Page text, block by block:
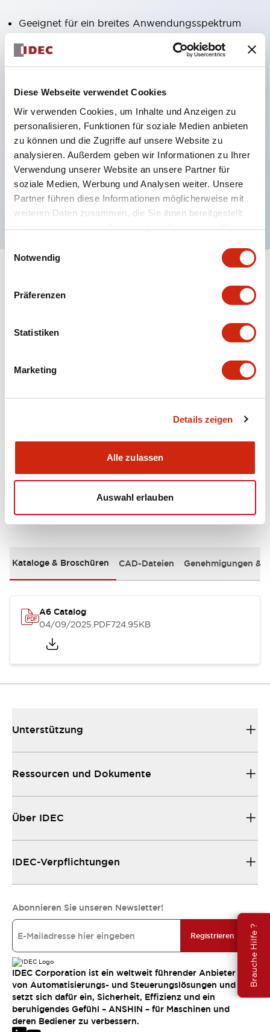
Diese Webseite verwendet Cookies
Wir verwenden Cookies, um Inhalte und Anzeigen zu
personalisieren, Funktionen für soziale Medien anbieten
zu können und die Zugriffe auf unsere Website zu
analysieren. Außerdem geben wir Informationen zu Ihrer
Verwendung unserer Website an unsere Partner für
soziale Medien, Werbung und Analysen weiter. Unsere
Partner führen diese Informationen möglicherweise mit
weiteren Daten zusammen, die Sie ihnen bereitgestellt
haben oder die sie im Rahmen Ihrer Nutzung der Dienste
Notwendig
Präferenzen
Statistiken
Marketing
Details zeigen
Alle zulassen
Auswahl erlauben
Brauche Hilfe ?
Geeignet für ein breites Anwendungsspektrum
von der Konsumelektronik bis zum FA-Bereich
LED-Beleuchtungseinheit mit integriertem
LED-Lampenkörper
Schutzarten IP40 und IP65 vollständig verfügbar
(IEC 60529)
UL- und CSA-zertifiziert. Entspricht EN (Europa)
Normen. CCC-zertifiziert (außer Anzeigeleuchten).
Mit speziellem Zubehör leicht auf Φ22 Flash-
Silhouette umstellbar
Electrical Specifications (rated illuminated
Dokumente und Dateien
Kataloge & Broschüren CAD-Dateien Genehmigungen &
A6 Catalog
04/09/2025.PDF724.95KB
Unterstützung
Ressourcen und Dokumente
Über IDEC
IDEC-Verpflichtungen
Abonnieren Sie unseren Newsletter!
Registrieren
IDEC Corporation ist ein weltweit führender Anbieter
von Automatisierungs- und Steuerungslösungen und
setzt sich dafür ein, Sicherheit, Effizienz und ein
beruhigendes Gefühl – ANSHIN – für Maschinen und
deren Bediener zu verbessern.